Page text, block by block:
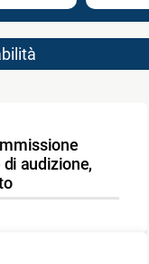
di audizione,